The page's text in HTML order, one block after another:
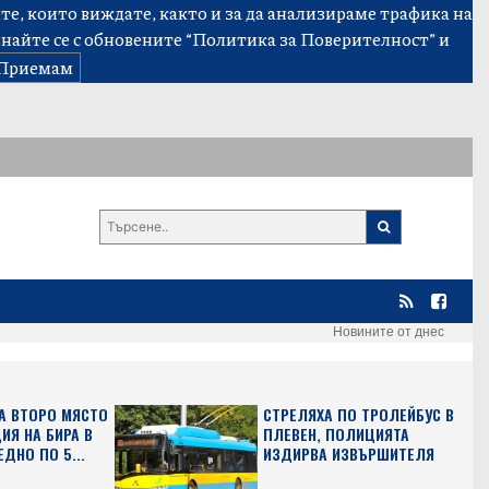
които виждате, както и за да анализираме трафика на
се с обновените“Политика за Поверителност”и
Новините от днес
ВТОРО МЯСТО
НА БИРА В
ПО 5...
СТРЕЛЯХА ПО ТРОЛЕЙБУС В
ПЛЕВЕН, ПОЛИЦИЯТА
ИЗДИРВА ИЗВЪРШИТЕЛЯ